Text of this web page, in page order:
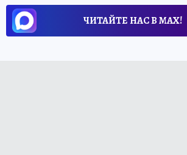
ЧИТАЙТЕ НАС В МАХ!